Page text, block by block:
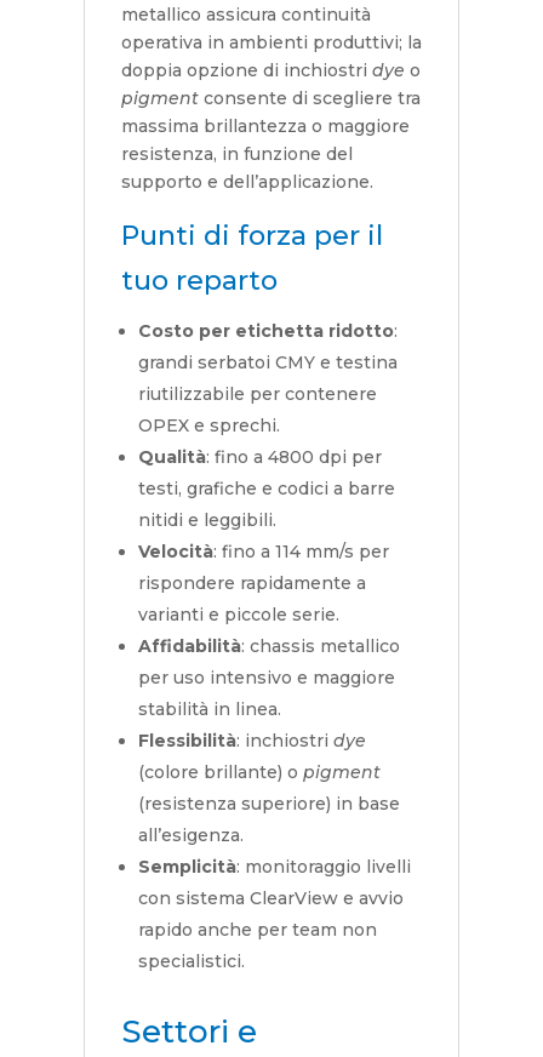
metallico assicura continuità
operativa in ambienti produttivi; la
doppia opzione di inchiostri dye o
pigmentconsente di scegliere tra
massima brillantezza o maggiore
resistenza, in funzione del
supporto e dell’applicazione.
Punti di forza per il
tuo reparto
Costo per etichetta ridotto:
grandi serbatoi CMY e testina
riutilizzabile per contenere
OPEX e sprechi.
Qualità: fino a 4800 dpi per
testi, grafiche e codici a barre
nitidi e leggibili.
Velocità: fino a 114 mm/s per
rispondere rapidamente a
varianti e piccole serie.
Affidabilità: chassis metallico
per uso intensivo e maggiore
stabilità in linea.
Flessibilità: inchiostri dye
(colore brillante) o pigment
(resistenza superiore) in base
all’esigenza.
Semplicità: monitoraggio livelli
con sistema ClearView e avvio
rapido anche per team non
specialistici.
Settori e